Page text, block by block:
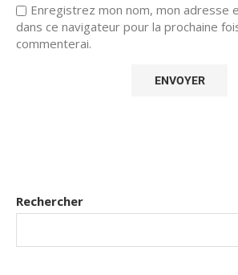
Enregistrez mon nom, mon adresse
dans ce navigateur pour la prochaine
commenterai.
Rechercher